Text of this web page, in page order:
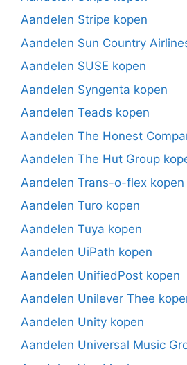
Aandelen Stripe kopen
Aandelen Sun Country
Aandelen SUSE kopen
Aandelen Syngenta kopen
Aandelen Teads kopen
Aandelen The Honest
Aandelen The Hut Group
Aandelen Trans-o-flex kopen
Aandelen Turo kopen
Aandelen Tuya kopen
Aandelen UiPath kopen
Aandelen UnifiedPost kopen
Aandelen Unilever Thee
Aandelen Unity kopen
Aandelen Universal Music